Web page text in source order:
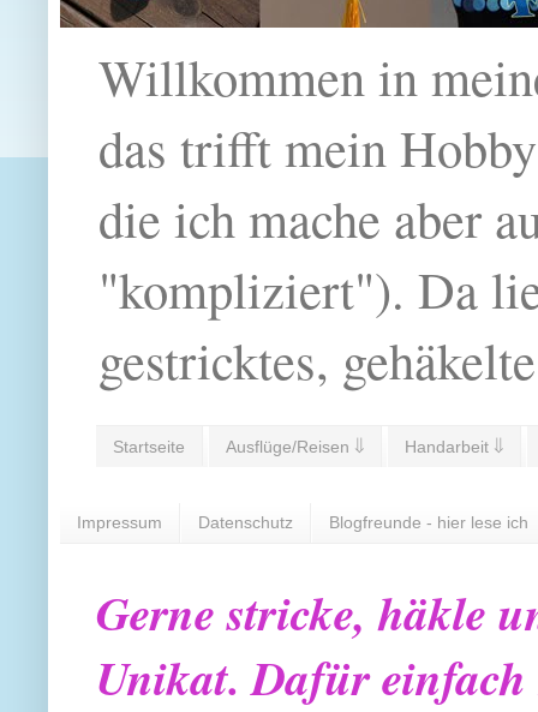
Willkommen in
das trifft mein
die ich mache aber
"kompliziert"). Da
gestricktes,
Startseite Ausflüge/Reisen ⇓ Handarbeit ⇓
Impressum Datenschutz Blogfreunde - hier lese ich
Gerne stricke, häkle
Unikat. Dafür